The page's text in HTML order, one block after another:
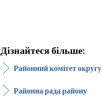
Дізнайтеся більше:
Районний комітет округу
Районна рада району